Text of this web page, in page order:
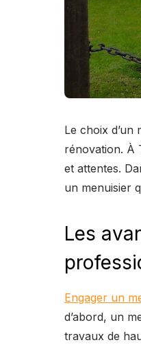
Le choix d’un
rénovation. À
et attentes.
un menuisier
Les
Engager un
d’abord, un
travaux de